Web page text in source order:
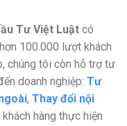
Tư Việt Luật có
100.000 lượt khách
chúng tôi còn hỗ trợ tư
doanh nghiệp: Tư
, Thay đổi nội
hàng thực hiện